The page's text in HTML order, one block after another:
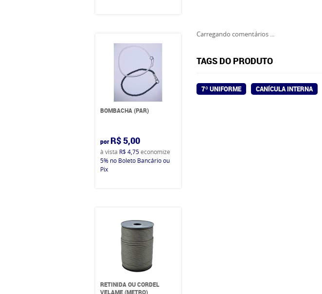
BOMBACHA (PAR)
por R$ 5,00
à vista R$ 4,75economize
5% no Boleto Bancário ou
Pix
RETINIDA OU CORDEL
VELAME (METRO)
Carregando comentários ...
TAGS DO PRODUTO
7º UNIFORME CANÍCULA INTERNA